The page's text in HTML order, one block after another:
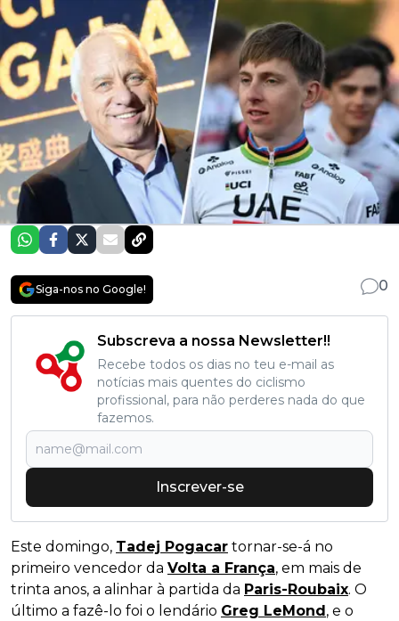
Siga-nos no Google! 0
Subscreva a nossa Newsletter!!
Recebe todos os dias no teu e-mail as
notícias mais quentes do ciclismo
profissional, para não perderes nada do que
fazemos.
Inscrever-se
Este domingo, Tadej Pogacar tornar-se-á no
primeiro vencedor da Volta a França, em mais de
trinta anos, a alinhar à partida da Paris-Roubaix. O
último a fazê-lo foi o lendário Greg LeMond , e o